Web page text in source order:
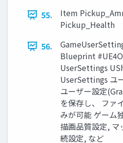
55.
Item
Pickup_Health
56.
Blueprint
UserSettings
UserSettings ユ
ユーザー設定
を保存し、 ファ
みが可能 ゲーム
描画品質設定, マ
続設定, など